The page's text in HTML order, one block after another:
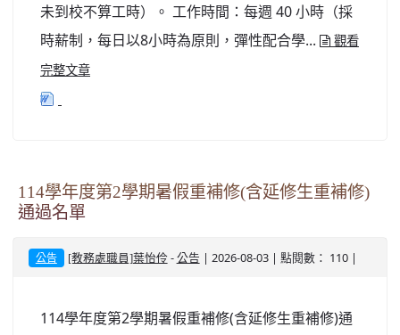
未到校不算工時）。 工作時間：每週 40 小時（採
時薪制，每日以8小時為原則，彈性配合學...
觀看
完整文章
114學年度第2學期暑假重補修(含延修生重補修)
通過名單
公告 [教務處職員]葉怡伶- 公告 | 2026-08-03 | 點閱數： 110 |
114學年度第2學期暑假重補修(含延修生重補修)通